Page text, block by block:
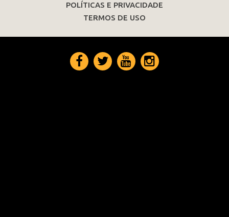
POLÍTICAS E PRIVACIDADE
TERMOS DE USO